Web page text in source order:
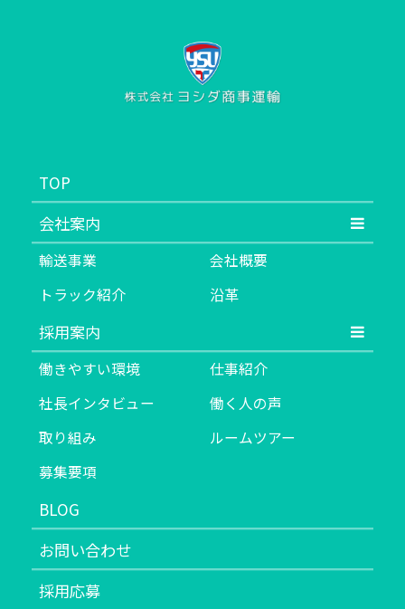
TOP
会社案内
輸送事業
会社概要
トラック紹介
沿革
採用案内
働きやすい環境
仕事紹介
社長インタビュー
働く人の声
取り組み
ルームツアー
募集要項
BLOG
お問い合わせ
採用応募